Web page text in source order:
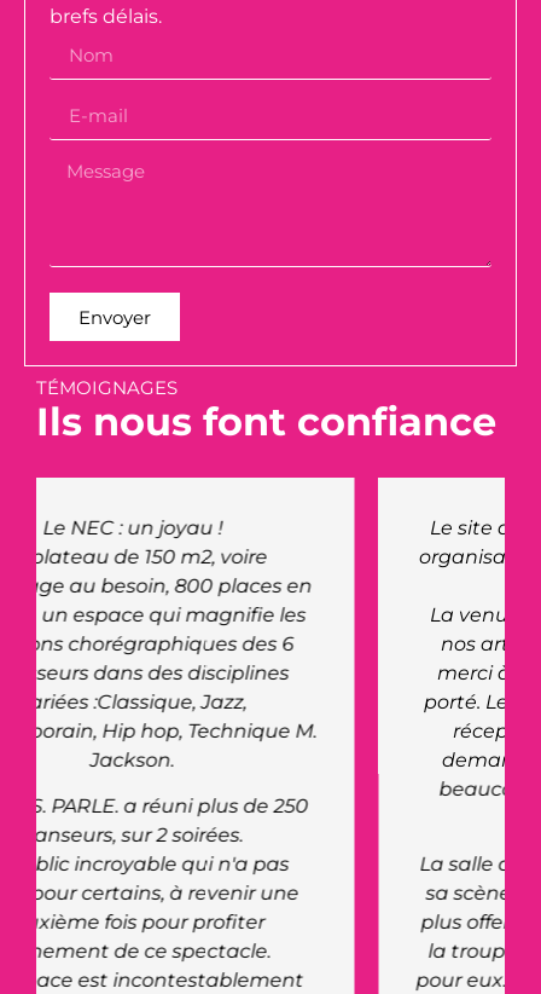
TÉMOIGNAGES
Ils nous font confiance
Le site du NEC nous a offert à nous
organisation, ainsi qu'aux artistes un
très bel accueil.
La venue du Maire pour rencontrer
nos artistes a été très appréciée,
merci à lui de l'intérêt qu'il nous a
porté. Le personnel du site était très
réceptif et réactif à toutes nos
demandes. Ils ont fait preuve de
Bravo !
La salle a un charme particulier avec
sa scène au niveau zéro, ce qui a de
plus offert une nouvelle expérience à
la troupe du cabaret, une première
pour eux. Leur retour à été très positif,
brefs délais.
Envoyer